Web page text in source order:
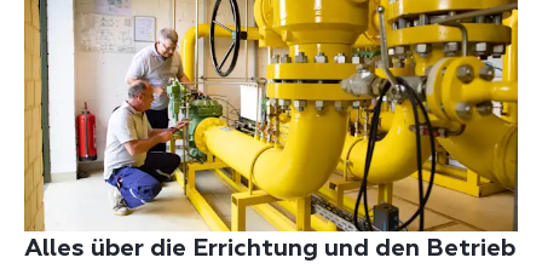
Alles über die Errichtung und den Betrieb